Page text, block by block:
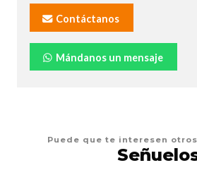
Contáctanos
Mándanos un mensaje
Puede que te interesen